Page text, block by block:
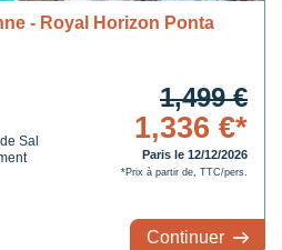
- Royal Horizon Ponta
Sal
1,499 €
1,336 €*
Paris le 12/12/2026
*Prix à partir de, TTC/pers.
Continuer